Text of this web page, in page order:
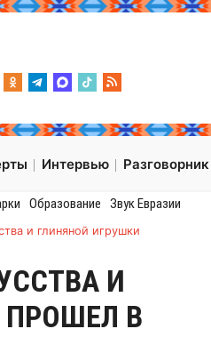
Интервью Разговорник
Образование Звук Евразии
и глиняной игрушки
И
ПРОШЕЛ В